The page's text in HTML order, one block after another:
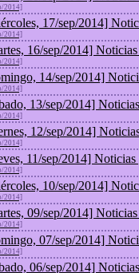
2014]
17/sep/2014]
2014]
16/sep/2014]
2014]
14/sep/2014]
2014]
13/sep/2014]
2014]
12/sep/2014]
2014]
11/sep/2014]
2014]
10/sep/2014]
2014]
09/sep/2014]
2014]
07/sep/2014]
2014]
06/sep/2014]